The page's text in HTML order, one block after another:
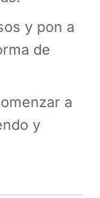
y pon a
de
a
y